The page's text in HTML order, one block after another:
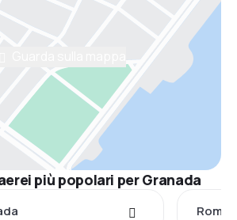
più popolari per Granada
Roma